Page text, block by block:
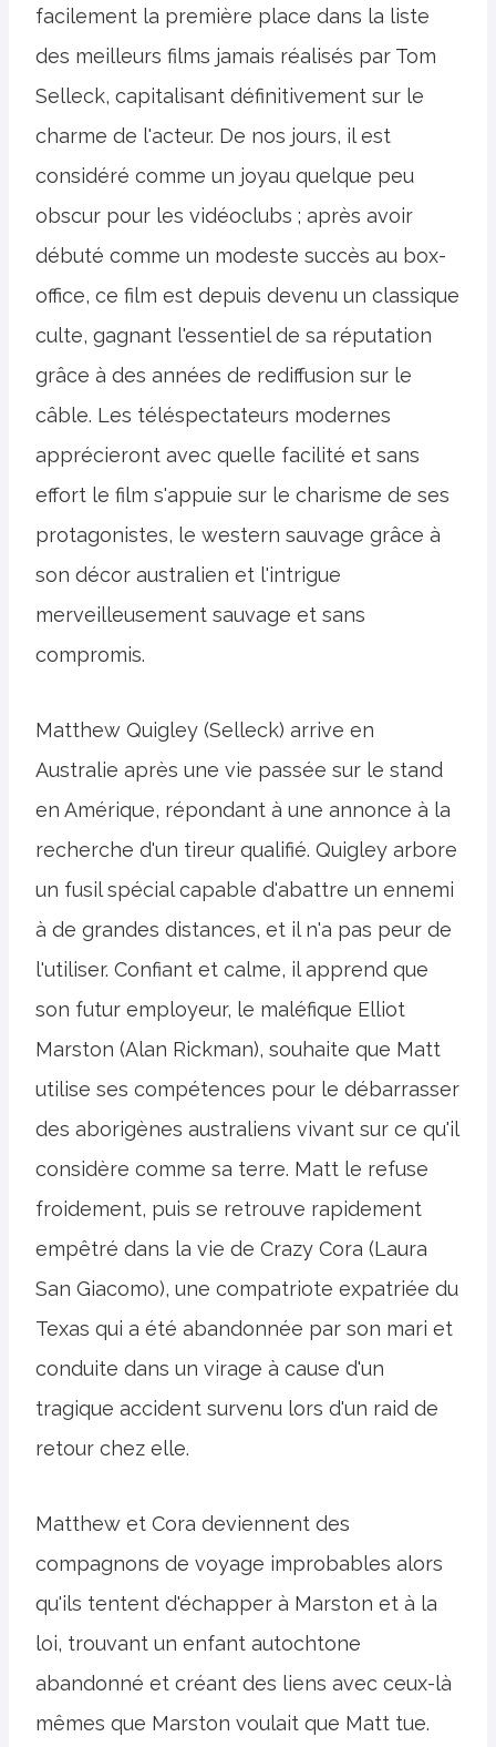
facilement la première place dans la liste
des meilleurs films jamais réalisés par Tom
Selleck, capitalisant définitivement sur le
charme de l'acteur. De nos jours, il est
considéré comme un joyau quelque peu
obscur pour les vidéoclubs ; après avoir
débuté comme un modeste succès au box-
office, ce film est depuis devenu un classique
culte, gagnant l'essentiel de sa réputation
grâce à des années de rediffusion sur le
câble. Les téléspectateurs modernes
apprécieront avec quelle facilité et sans
effort le film s'appuie sur le charisme de ses
protagonistes, le western sauvage grâce à
son décor australien et l'intrigue
merveilleusement sauvage et sans
compromis.
Matthew Quigley (Selleck) arrive en
Australie après une vie passée sur le stand
en Amérique, répondant à une annonce à la
recherche d'un tireur qualifié. Quigley arbore
un fusil spécial capable d'abattre un ennemi
à de grandes distances, et il n'a pas peur de
l'utiliser. Confiant et calme, il apprend que
son futur employeur, le maléfique Elliot
Marston (Alan Rickman), souhaite que Matt
utilise ses compétences pour le débarrasser
des aborigènes australiens vivant sur ce qu'il
considère comme sa terre. Matt le refuse
froidement, puis se retrouve rapidement
empêtré dans la vie de Crazy Cora (Laura
San Giacomo), une compatriote expatriée du
Texas qui a été abandonnée par son mari et
conduite dans un virage à cause d'un
tragique accident survenu lors d'un raid de
retour chez elle.
Matthew et Cora deviennent des
compagnons de voyage improbables alors
qu'ils tentent d'échapper à Marston et à la
loi, trouvant un enfant autochtone
abandonné et créant des liens avec ceux-là
mêmes que Marston voulait que Matt tue.